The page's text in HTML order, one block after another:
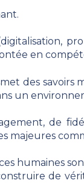
en
des
un
de
majeures
humaines
de